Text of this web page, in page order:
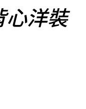
心洋裝